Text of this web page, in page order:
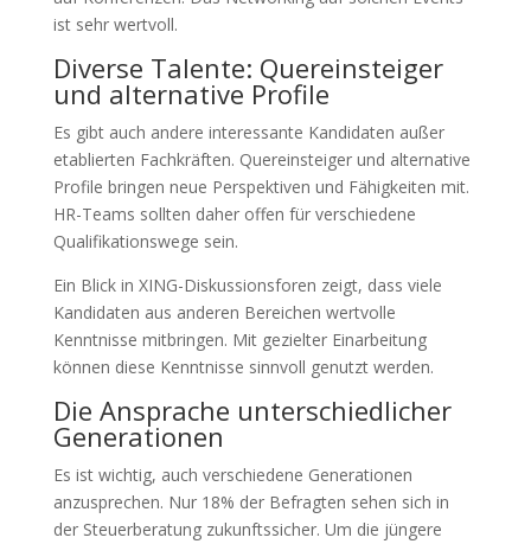
ist sehr wertvoll.
Diverse Talente: Quereinsteiger
und alternative Profile
Es gibt auch andere interessante Kandidaten außer
etablierten Fachkräften. Quereinsteiger und alternative
Profile bringen neue Perspektiven und Fähigkeiten mit.
HR-Teams sollten daher offen für verschiedene
Qualifikationswege sein.
Ein Blick in XING-Diskussionsforen zeigt, dass viele
Kandidaten aus anderen Bereichen wertvolle
Kenntnisse mitbringen. Mit gezielter Einarbeitung
können diese Kenntnisse sinnvoll genutzt werden.
Die Ansprache unterschiedlicher
Generationen
Es ist wichtig, auch verschiedene Generationen
anzusprechen. Nur 18% der Befragten sehen sich in
der Steuerberatung zukunftssicher. Um die jüngere